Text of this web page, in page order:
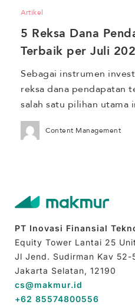
lebih tinggi dibanding […]
Artikel
5 Reksa Dana
Terbaik per Juli
Sebagai instrumen
reksa dana pendapatan
salah satu pilihan utama
Hal ini tercermin dari
(AUM) yang mencapai
Untuk memastikan […]
Content Management
PT Inovasi Finansial
Equity Tower Lantai 25
Jl Jend. Sudirman Kav 52-
Jakarta Selatan, 12190
cs@makmur.id
+62 85574800556